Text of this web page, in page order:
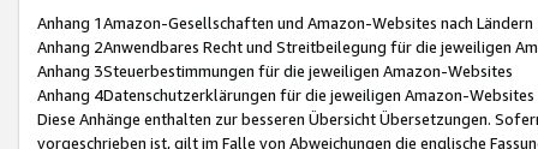
Anhang 1Amazon-Gesellschaften und Amazon-Websites nach Ländern
Anhang 2Anwendbares Recht und Streitbeilegung für die jeweiligen
Anhang 3Steuerbestimmungen für die jeweiligen Amazon-Websites
Anhang 4Datenschutzerklärungen für die jeweiligen Amazon-Websites
Diese Anhänge enthalten zur besseren Übersicht Übersetzungen.
vorgeschrieben ist, gilt im Falle von Abweichungen die englische